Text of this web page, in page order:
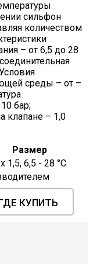
сильфон
количеством
– от 6,5 до 28
среды – от –
бар;
клапане – 1,0
Размер
1,5, 6,5 - 28 °C
КУПИТЬ